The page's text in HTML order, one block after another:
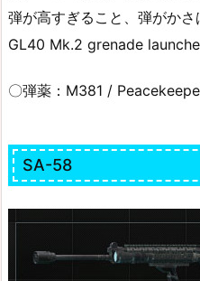
弾が高すぎること、弾がか
GL40 Mk.2 grenade launcher
〇弾薬：M381 /
SA-58